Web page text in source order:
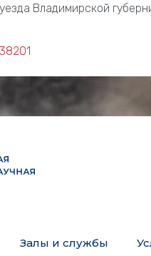
Владимирской
38201
Залы и службы